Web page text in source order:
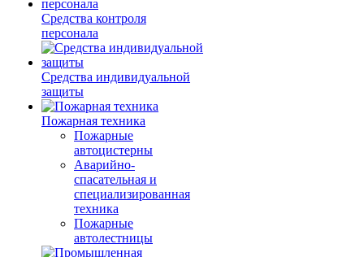
Средства контроля
персонала
Средства индивидуальной
защиты
Пожарная техника
Пожарные
автоцистерны
Аварийно-
спасательная и
специализированная
техника
Пожарные
автолестницы